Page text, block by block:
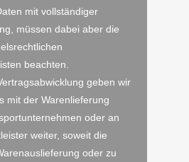
mit vollständiger
müssen dabei aber die
beachten.
geben wir
mit der Warenlieferung
oder an
weiter, soweit die
oder zu